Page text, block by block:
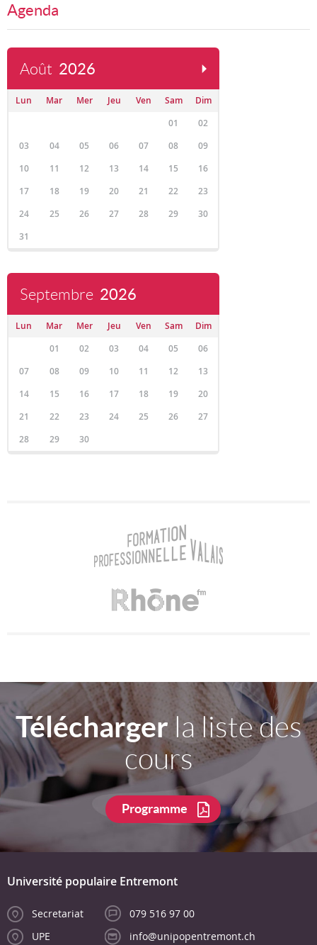
Agenda
Août 2026
Lun Mar Mer Jeu Ven Sam
Dim
01
02
03
04 05 06 07 08
09
10
11 12 13 14 15
16
17
18 19 20 21 22
23
24
25 26 27 28 29
30
31
Septembre 2026
Lun Mar Mer Jeu Ven Sam
Dim
01
02 03 04 05
06
07
08 09 10 11 12
13
14
15 16 17 18 19
20
21
22 23 24 25 26
27
28
29 30
Téléchargerla liste des
cours
Programme
Université populaire Entremont
Secretariat
UPE
079 516 97 00
info@unipopentremont.ch